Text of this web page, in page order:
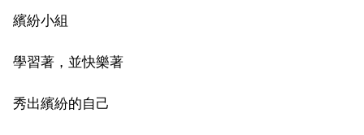
繽紛小組
學習著，並快樂著
秀出繽紛的自己